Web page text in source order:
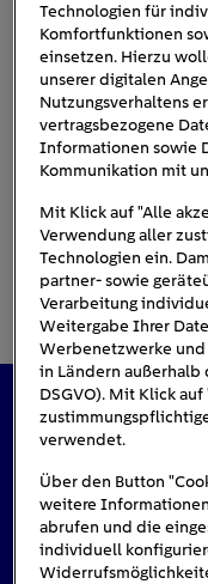
Das könnte Sie
Technologien für
Komfortfunktionen
einsetzen. Hierzu
unserer digitalen
Nutzungsverhaltens
vertragsbezogene
Informationen sowie
Kommunikation mit
Mit Klick auf "Alle
Verwendung aller
Technologien ein.
partner- sowie
Verarbeitung
Weitergabe Ihrer
Werbenetzwerke und
in Ländern außerhalb
DSGVO). Mit Klick
verwendet.
Über den Button
weitere
abrufen und die
individuell